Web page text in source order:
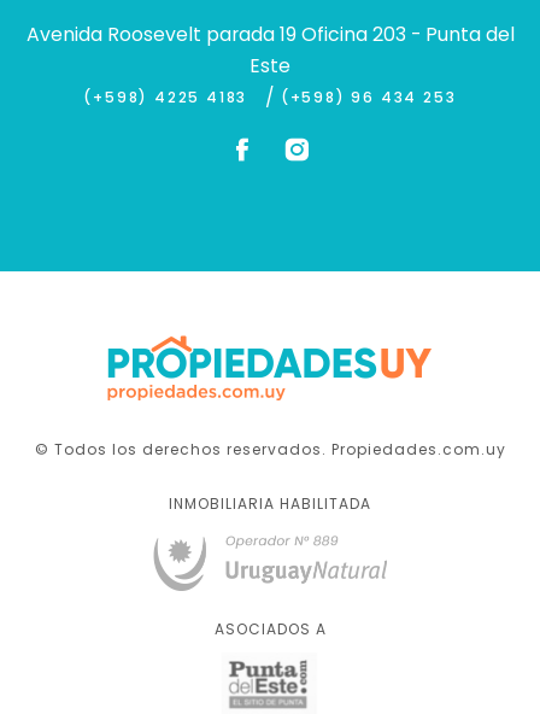
Avenida Roosevelt parada 19 Oficina 203 - Punta del
Este
(+598) 4225 4183 / (+598) 96 434 253
© Todos los derechos reservados. Propiedades.com.uy
INMOBILIARIA HABILITADA
ASOCIADOS A